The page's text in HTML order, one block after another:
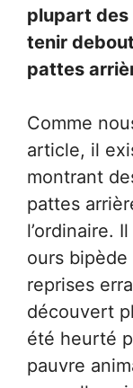
plupart des
tenir
pattes
Comme
article, il
montrant
pattes
l’ordinaire.
ours
reprises
découvert
été heurté
pauvre